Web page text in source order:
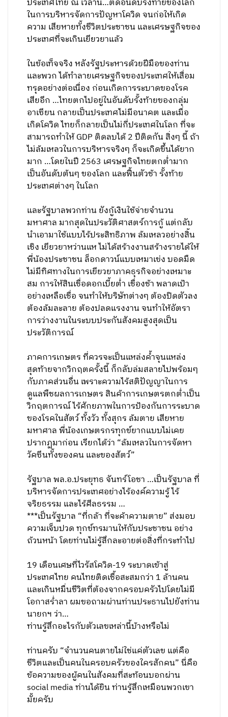
ประเทศไทย ณ เวลานี้…ติดอันดับรั้งท้ายของโลก
ในการบริหารจัดการปัญหาโควิด จนก่อให้เกิด
ความ เสียหายทั้งชีวิตประชาชน และเศรษฐกิจของ
ประเทศที่จะเกินเยียวยาแล้ว
ในข้อเท็จจริง หลังรัฐประหารด้วยฝีมือของท่าน
และพวก ได้ทำลายเศรษฐกิจของประเทศให้เสื่อม
ทรุดอย่างต่อเนื่อง ก่อนเกิดการระบาดของโรค
เสียอีก …ไทยตกไปอยู่ในอันดับรั้งท้ายของกลุ่ม
อาเซียน กลายเป็นประเทศไม่มีอนาคต และเมื่อ
เกิดโควิด ไทยก็กลายเป็นไม่กี่ประเทศในโลก ที่จะ
สามารถทำให้ GDP ติดลบได้ 2 ปีติดกัน สิ่งๆ นี้ ถ้า
ไม่ล้มเหลวในการบริหารจริงๆ ก็จะเกิดขึ้นได้ยาก
มาก …โดยในปี 2563 เศรษฐกิจไทยตกต่ำมาก
เป็นอันดับต้นๆ ของโลก และฟื้นตัวช้า รั้งท้าย
ประเทศต่างๆ ในโลก
และรัฐบาลพวกท่าน ยังกู้เงินใช้จ่ายจำนวน
มหาศาล มากสุดในประวัติศาสตร์การกู้ แต่กลับ
นำเอามาใช้แบบไร้ประสิทธิภาพ ล้มเหลวอย่างสิ้น
เชิง เยียวยาหว่านแห ไม่ได้สร้างงานสร้างรายได้ให้
พี่น้องประชาชน ล็อกดาวน์แบบเหมาเข่ง บอดมืด
ไม่มีทิศทางในการเยียวยาภาคธุรกิจอย่างเหมาะ
สม การให้สินเชื่อดอกเบี้ยต่ำ เชื่องช้า พลาดเป้า
อย่างเหลือเชื่อ จนทำให้บริษัทต่างๆ ต้องปิดตัวลง
ต้องล้มละลาย ต้องปลดแรงงาน จนทำให้อัตรา
การว่างงานในระบบประกันสังคมสูงสุดเป็น
ประวัติการณ์
ภาคการเกษตร ที่ควรจะเป็นแหล่งค้ำจุนแหล่ง
สุดท้ายจากวิกฤตครั้งนี้ ก็กลับล่มสลายไปพร้อมๆ
กับภาคส่วนอื่น เพราะความไร้สติปัญญาในการ
ดูแลพืชผลการเกษตร สินค้าการเกษตรตกต่ำเป็น
วิกฤตการณ์ ไร้ศักยภาพในการป้องกันการระบาด
ของโรคในสัตว์ ทั้งวัว ทั้งสุกร ล้มตาย เสียหาย
มหาศาล พี่น้องเกษตรกรทุกข์ยากแบบไม่เคย
ปรากฏมาก่อน เรียกได้ว่า “ล้มเหลวในการจัดหา
วัคซีนทั้งของคน และของสัตว์”
รัฐบาล พล.อ.ประยุทธ จันทร์โอชา …เป็นรัฐบาล ที่
บริหารจัดการประเทศอย่างไร้องค์ความรู้ ไร้
จริยธรรม และไร้ศีลธรรม …
***เป็นรัฐบาล “ที่กล้า ที่จะค้าความตาย” ส่งมอบ
ความเจ็บปวด ทุกข์ทรมานให้กับประชาชน อย่าง
ถ้วนหน้า โดยท่านไม่รู้สึกละอายต่อสิ่งที่กระทำไป
19 เดือนเศษที่ไวรัสโควิด-19 ระบาดเข้าสู่
ประเทศไทย คนไทยติดเชื้อสะสมกว่า 1 ล้านคน
และเกินหมื่นชีวิตที่ต้องจากครอบครัวไปโดยไม่มี
โอกาสร่ำลา ผมขอถามผ่านท่านประธานไปยังท่าน
นายกฯ ว่า…
ท่านรู้สึกอะไรกับตัวเลขเหล่านี้บ้างหรือไม่
ท่านครับ “จำนวนคนตายไม่ใช่แค่ตัวเลข แต่คือ
ชีวิตและเป็นคนในครอบครัวของใครสักคน” นี่คือ
ข้อความของผู้คนในสังคมที่สะท้อนบอกผ่าน
social media ท่านได้ยิน ท่านรู้สึกเหมือนพวกเขา
มั้ยครับ